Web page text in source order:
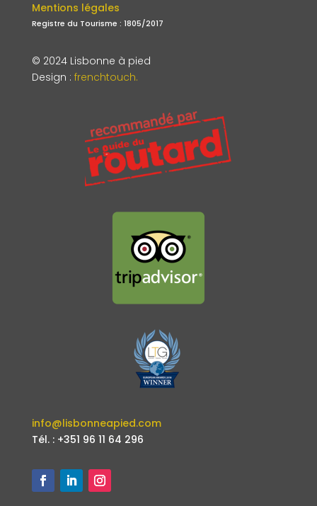
Mentions légales
Registre du Tourisme : 1805/2017
© 2024 Lisbonne à pied
Design : frenchtouch.
info@lisbonneapied.com
Tél. : +351 96 11 64 296